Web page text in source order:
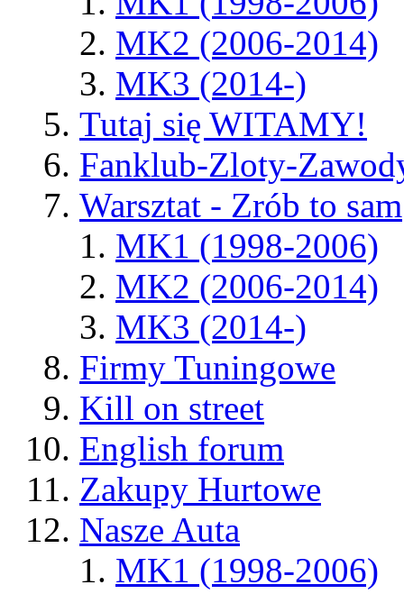
MK2 (2006-2014)
MK3 (2014-)
Tutaj się WITAMY!
Fanklub-Zloty-
Warsztat - Zrób to sam
MK1 (1998-2006)
MK2 (2006-2014)
MK3 (2014-)
Firmy Tuningowe
Kill on street
English forum
Zakupy Hurtowe
Nasze Auta
MK1 (1998-2006)